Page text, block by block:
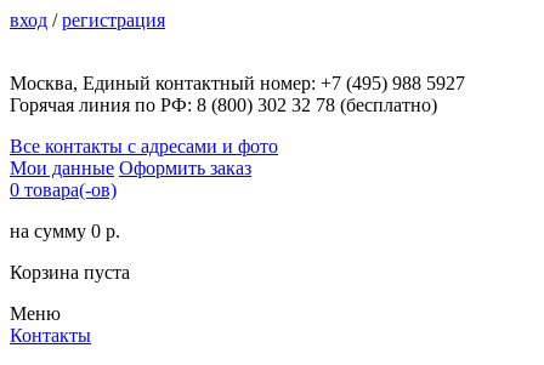
вход /регистрация
Москва, Единый контактный номер: +7 (495) 988 5927
Горячая линия по РФ: 8 (800) 302 32 78 (бесплатно)
Все контакты с адресами и фото
Мои данные Оформить заказ
0 товара(-ов)
на сумму 0 р.
Корзина пуста
Меню
Контакты